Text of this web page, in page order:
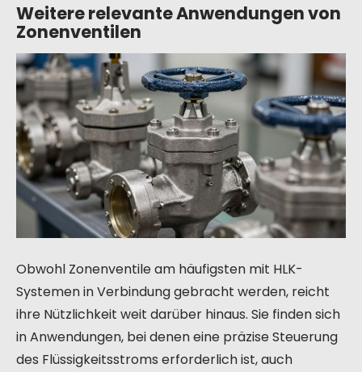
Weitere relevante Anwendungen von
Zonenventilen
Obwohl Zonenventile am häufigsten mit HLK-
Systemen in Verbindung gebracht werden, reicht
ihre Nützlichkeit weit darüber hinaus. Sie finden sich
in Anwendungen, bei denen eine präzise Steuerung
des Flüssigkeitsstroms erforderlich ist, auch